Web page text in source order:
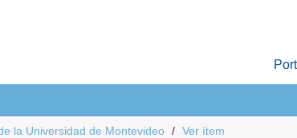
la Universidad de Montevideo Ver ítem